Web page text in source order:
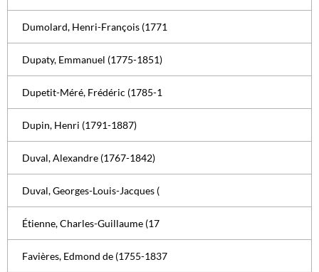
Dumolard, Henri-François (1771
Dupaty, Emmanuel (1775-1851)
Dupetit-Méré, Frédéric (1785-1
Dupin, Henri (1791-1887)
Duval, Alexandre (1767-1842)
Duval, Georges-Louis-Jacques (
Étienne, Charles-Guillaume (17
Favières, Edmond de (1755-1837